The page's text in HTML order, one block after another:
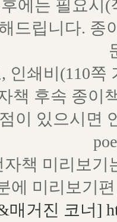
에는 필요시
드립니다. 종
인쇄비(110
책 후속 종이
이 있으시면
책 미리보
에 미리보기
매거진 코너]